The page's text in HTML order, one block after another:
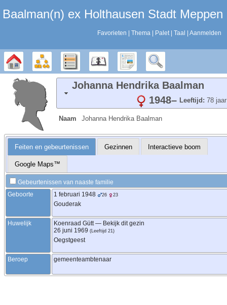
Baalman‎‎‎‎‎(n)‎‎‎‎‎ ex Holthausen Stadt Meppen
Favorieten Thema Palet Taal Aanmelden
Stamboom DiagrammenLijsten Kalender Rapporten
Johanna Hendrika Baalman
Leeftijd: 78 jaar
1948–
Naam Johanna Hendrika Baalman
Feiten en gebeurtenissen Gezinnen Interactieve boom
Google Maps™
Gebeurtenissen van naaste familie
Geboorte
1 februari 1948 26 23
Gouderak
Huwelijk Koenraad Gütt— Bekijk dit gezin
26 juni 1969 (Leeftijd 21)
Oegstgeest
Beroep gemeenteambtenaar